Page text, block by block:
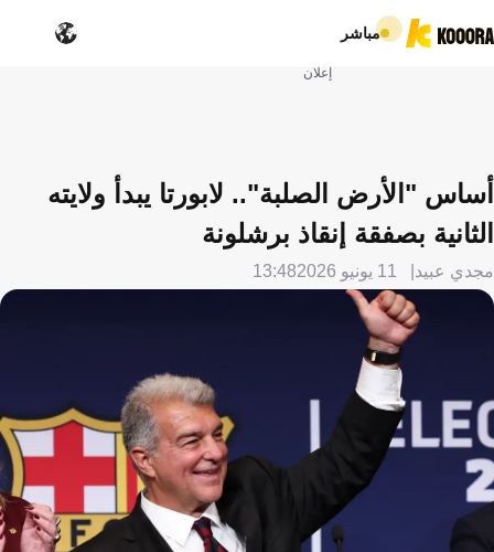
مباشر
إعلان
أساس "الأرض الصلبة".. لابورتا يبدأ ولايته
الثانية بصفقة إنقاذ برشلونة
مجدي عبيد 11 يونيو 2026 13:48